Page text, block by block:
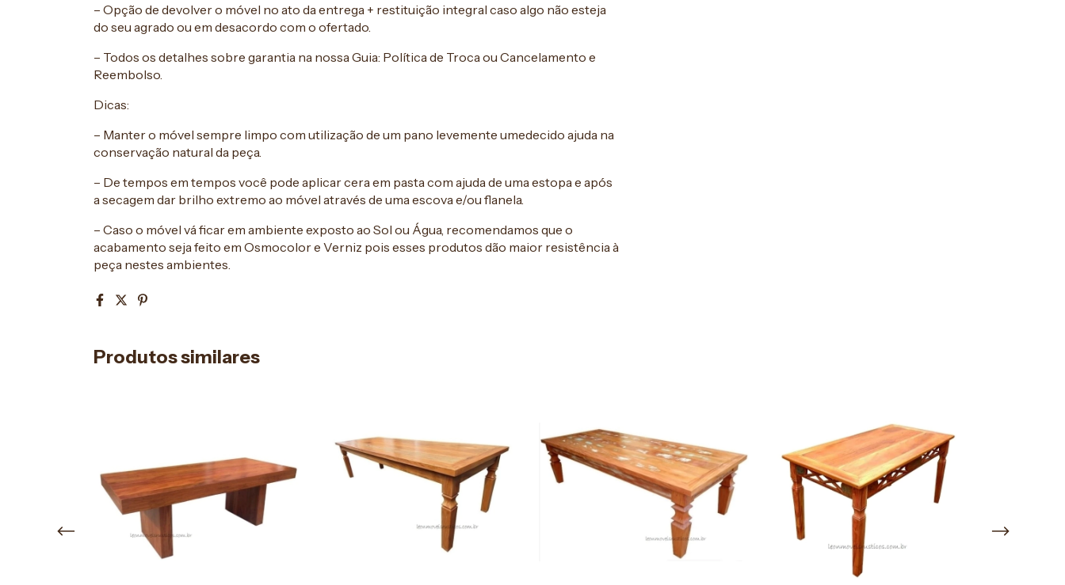
– Opção de devolver o móvel no ato da entrega + restituição integral caso algo não esteja
do seu agrado ou em desacordo com o ofertado.
– Todos os detalhes sobre garantia na nossa Guia: Política de Troca ou Cancelamento e
Reembolso.
Dicas:
– Manter o móvel sempre limpo com utilização de um pano levemente umedecido ajuda na
conservação natural da peça.
– De tempos em tempos você pode aplicar cera em pasta com ajuda de uma estopa e após
a secagem dar brilho extremo ao móvel através de uma escova e/ou flanela.
– Caso o móvel vá ficar em ambiente exposto ao Sol ou Água, recomendamos que o
acabamento seja feito em Osmocolor e Verniz pois esses produtos dão maior resistência à
peça nestes ambientes.
Produtos similares